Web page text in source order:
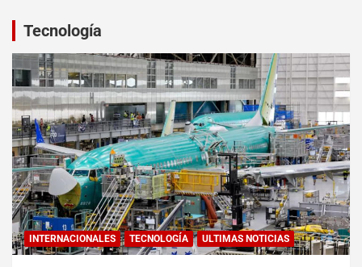
Tecnología
INTERNACIONALES TECNOLOGÍA ULTIMAS NOTICIAS